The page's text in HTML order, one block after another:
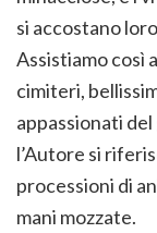
si accostano
Assistiamo così
cimiteri,
appassionati
l’Autore si
processioni di
mani mozzate.